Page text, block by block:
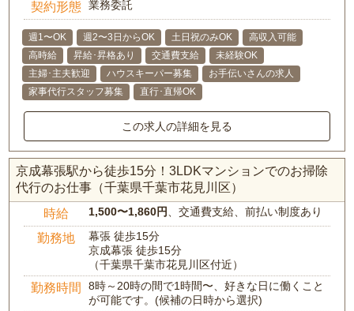
契約形態 業務委託
週1〜OK 週2〜3日からOK 土日祝のみOK
高収入可能
高時給
昇給･昇格あり 交通費支給
未経験OK
主婦･主夫歓迎
ハウスキーパー募集
お手伝いさんの求人
家事代行スタッフ募集
直行･直帰OK
この求人の詳細を見る
京成幕張駅から徒歩15分！3LDKマンションでのお掃除
代行のお仕事（千葉県千葉市花見川区）
時給 1,500〜1,860円 、交通費支給、前払い制度あり
勤務地
幕張 徒歩15分
京成幕張 徒歩15分
（千葉県千葉市花見川区付近）
勤務時間
8時～20時の間で1時間〜、好きな日に働くこと
が可能です。(候補の日時から選択)